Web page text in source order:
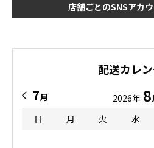
店舗ごとのSNSアカ
配送カレ
7月 2026年 8
日
月 火 水